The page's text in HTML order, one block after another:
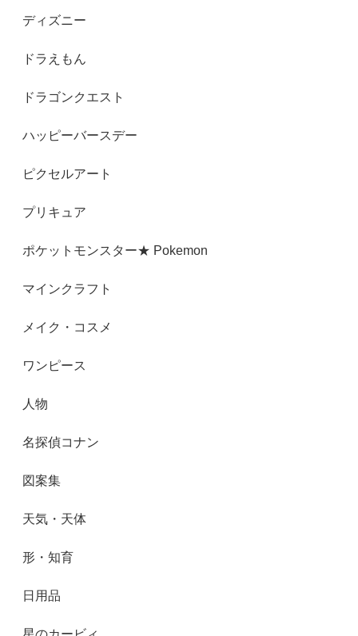
ディズニー
ドラえもん
ドラゴンクエスト
ハッピーバースデー
ピクセルアート
プリキュア
ポケットモンスター★ Pokemon
マインクラフト
メイク・コスメ
ワンピース
人物
名探偵コナン
図案集
天気・天体
形・知育
日用品